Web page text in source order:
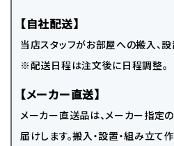
【自社配送】
当店スタッフがお部屋への搬入、
※配送日程は注文後に日程調整。
【メーカー直送】
メーカー直送品は、メーカー指定
届けします。搬入・設置・組み立